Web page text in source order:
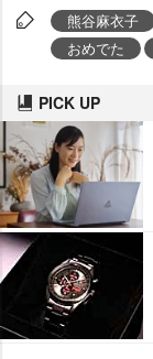
熊谷麻衣子
おめでた
PICK UP